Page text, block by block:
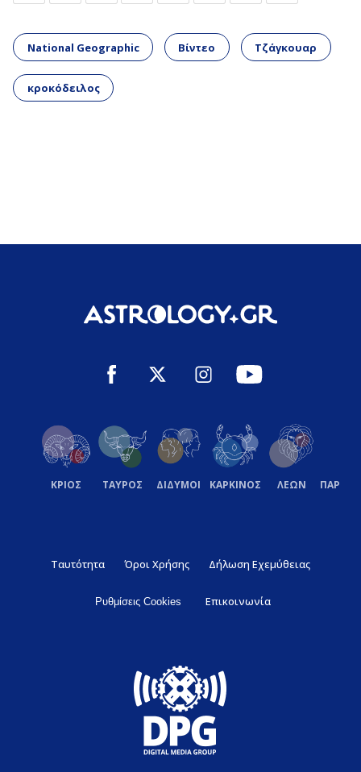
National Geographic Βίντεο Τζάγκουαρ
κροκόδειλος
ΚΡΙΟΣ ΤΑΥΡΟΣ ΔΙΔΥΜΟΙ ΚΑΡΚΙΝΟΣ ΛΕΩΝ
Ταυτότητα Όροι Χρήσης Δήλωση Εχεμύθειας
Ρυθμίσεις Cookies Επικοινωνία